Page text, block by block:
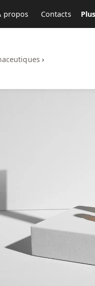
Plus
propos Contacts
›